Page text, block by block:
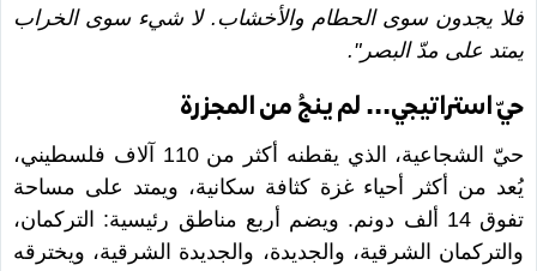
فلا يجدون سوى الحطام والأخشاب. لا شيء سوى الخراب
يمتد على مدّ البصر".
حيّ استراتيجي... لم ينجُ من المجزرة
حيّ الشجاعية، الذي يقطنه أكثر من 110 آلاف فلسطيني،
يُعد من أكثر أحياء غزة كثافة سكانية، ويمتد على مساحة
تفوق 14 ألف دونم. ويضم أربع مناطق رئيسية: التركمان،
والتركمان الشرقية، والجديدة، والجديدة الشرقية، ويخترقه